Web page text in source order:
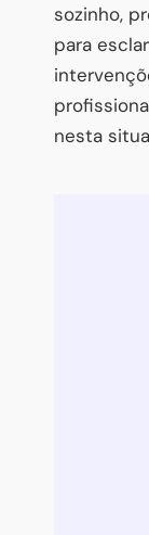
sozinho,
para
nesta